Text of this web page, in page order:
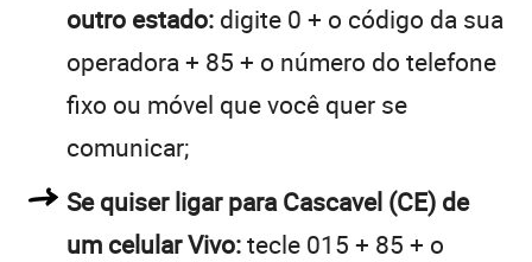
outro estado: digite 0 + o código da sua
operadora + 85 + o número do telefone
fixo ou móvel que você quer se
comunicar;
Se quiser ligar para Cascavel (CE) de
um celular Vivo:tecle 015 + 85 + o